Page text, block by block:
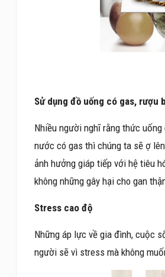
Sử dụng đồ uống có gas, rượu
Nhiều người nghĩ rằng thức
nước có gas thì chúng ta sẽ ợ
ảnh hưởng giáp tiếp với hệ tiêu
không những gây hại cho gan
Stress cao độ
Những áp lực về gia đình, cuộc
người sẽ vì stress mà không